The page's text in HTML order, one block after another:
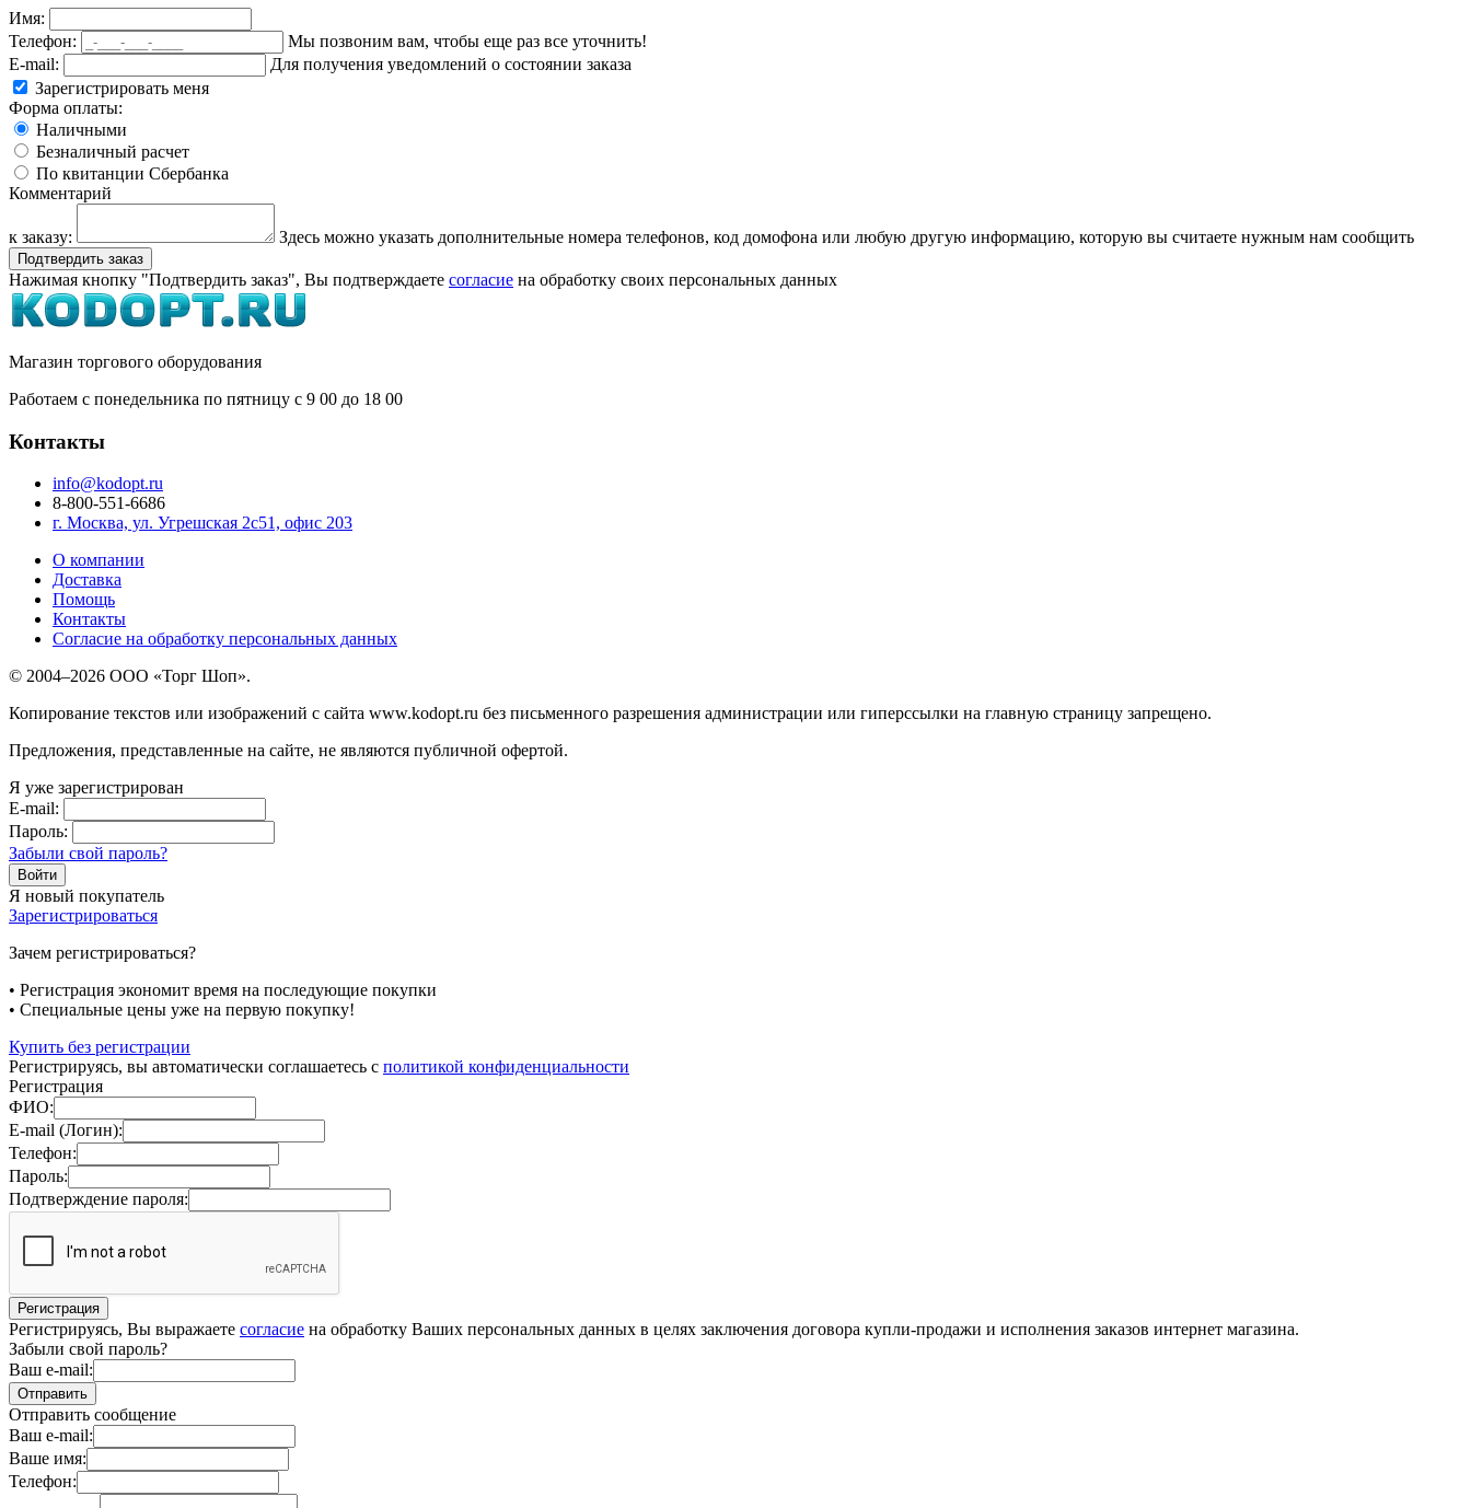
Имя:
Телефон:
Мы позвоним вам, чтобы еще раз все уточнить!
E-mail:
Для получения уведомлений о состоянии заказа
Зарегистрировать меня
Форма оплаты:
Наличными
Безналичный расчет
По квитанции Сбербанка
Комментарий
к заказу: Здесь можно указать дополнительные номера телефонов, код домофона или любую другую информацию, которую вы считаете нужным нам сообщить
Нажимая кнопку "Подтвердить заказ", Вы подтверждаете согласие на обработку своих персональных данных
Магазин торгового оборудования
Работаем с понедельника по пятницу с 9 00 до 18 00
Контакты
info@kodopt.ru
8-800-551-6686
г. Москва, ул. Угрешская 2с51, офис 203
О компании
Доставка
Помощь
Контакты
Согласие на обработку персональных данных
© 2004–2026 ООО «Торг Шоп».
Копирование текстов или изображений с сайта www.kodopt.ru без письменного разрешения администрации или гиперссылки на главную страницу запрещено.
Предложения, представленные на сайте, не являются публичной офертой.
Я уже зарегистрирован
E-mail:
Пароль:
Забыли свой пароль?
Я новый покупатель
Зарегистрироваться
Зачем регистрироваться?
• Регистрация экономит время на последующие покупки
• Специальные цены уже на первую покупку!
Купить без регистрации
Регистрируясь, вы автоматически соглашаетесь с политикой конфиденциальности
Регистрация
ФИО:
E-mail (Логин):
Телефон:
Пароль:
Подтверждение пароля:
Регистрируясь, Вы выражаете согласие на обработку Ваших персональных данных в целях заключения договора купли-продажи и исполнения заказов интернет магазина.
Забыли свой пароль?
Ваш e-mail:
Отправить сообщение
Ваш e-mail:
Ваше имя:
Телефон: